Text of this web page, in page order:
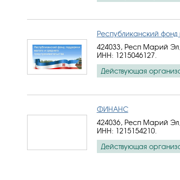
Республиканский
424033, Респ Марий
ИНН: 1215046127
Действующая
ФИНАНС
424036, Респ Марий
ИНН: 1215154210.
Действующая